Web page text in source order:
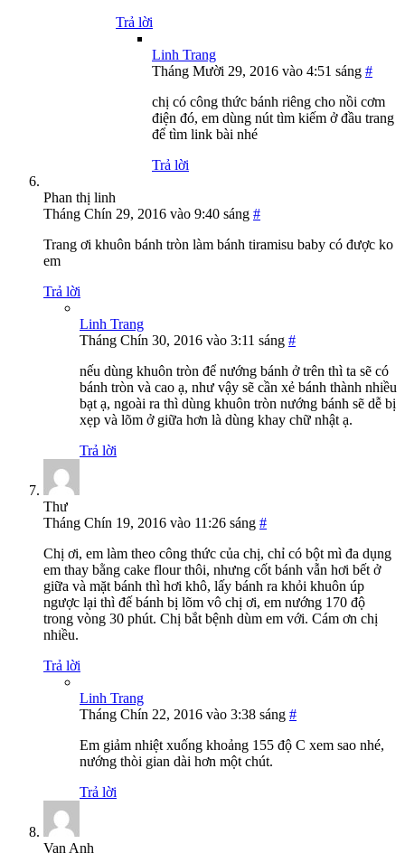
Trả lời
Linh Trang
Tháng Mười 29, 2016 vào 4:51 sáng #
chị có công thức bánh riêng cho nồi cơm
điện đó, em dùng nút tìm kiếm ở đầu trang
để tìm link bài nhé
Trả lời
Phan thị linh
Tháng Chín 29, 2016 vào 9:40 sáng #
Trang ơi khuôn bánh tròn làm bánh tiramisu baby có được ko
em
Trả lời
Linh Trang
Tháng Chín 30, 2016 vào 3:11 sáng #
nếu dùng khuôn tròn để nướng bánh ở trên thì ta sẽ có
bánh tròn và cao ạ, như vậy sẽ cần xẻ bánh thành nhiều
bạt ạ, ngoài ra thì dùng khuôn tròn nướng bánh sẽ dễ bị
xẹp và lõm ở giữa hơn là dùng khay chữ nhật ạ.
Trả lời
Thư
Tháng Chín 19, 2016 vào 11:26 sáng #
Chị ơi, em làm theo công thức của chị, chỉ có bột mì đa dụng
em thay bằng cake flour thôi, nhưng cốt bánh vẫn hơi bết ở
giữa và mặt bánh thì hơi khô, lấy bánh ra khỏi khuôn úp
ngược lại thì đế bánh bị lõm vô chị ơi, em nướng 170 độ
trong vòng 30 phút. Chị bắt bệnh dùm em với. Cám ơn chị
nhiều.
Trả lời
Linh Trang
Tháng Chín 22, 2016 vào 3:38 sáng #
Em giảm nhiệt xuống khoảng 155 độ C xem sao nhé,
nướng thòi gian dài hơn một chút.
Trả lời
Van Anh